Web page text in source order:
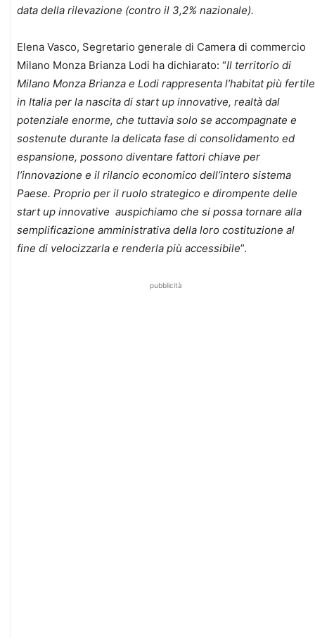
data della rilevazione (contro il 3,2% nazionale).
Elena Vasco, Segretario generale di Camera di commercio
Milano Monza Brianza Lodi ha dichiarato: “Il territorio di
Milano Monza Brianza e Lodi rappresenta l’habitat più fertile
in Italia per la nascita di start up innovative, realtà dal
potenziale enorme, che tuttavia solo se accompagnate e
sostenute durante la delicata fase di consolidamento ed
espansione, possono diventare fattori chiave per
l’innovazione e il rilancio economico dell’intero sistema
Paese. Proprio per il ruolo strategico e dirompente delle
start up innovative auspichiamo che si possa tornare alla
semplificazione amministrativa della loro costituzione al
fine di velocizzarla e renderla più accessibile”.
pubblicità